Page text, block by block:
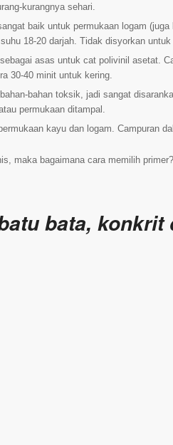
kurangnya sehari.
baik untuk permukaan logam
18-20 darjah. Tidak disyorkan untuk
asas untuk cat polivinil asetat.
30-40 minit untuk kering.
bahan toksik, jadi sangat
permukaan ditampal.
kayu dan logam. Campuran
maka bagaimana cara memilih
bata,